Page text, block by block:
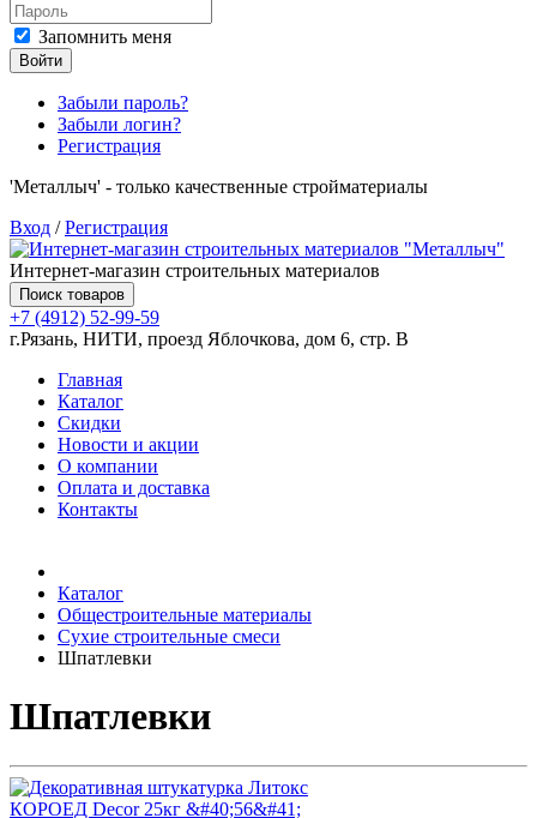
Запомнить меня
Войти
Забыли пароль?
Забыли логин?
Регистрация
'Металлыч' - только качественные стройматериалы
Вход /Регистрация
Интернет-магазин строительных материалов
Поиск товаров
+7 (4912) 52-99-59
г.Рязань, НИТИ, проезд Яблочкова, дом 6, стр. В
Главная
Каталог
Скидки
Новости и акции
О компании
Оплата и доставка
Контакты
Каталог
Общестроительные материалы
Сухие строительные смеси
Шпатлевки
Шпатлевки